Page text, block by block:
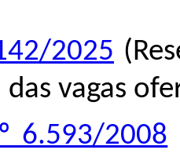
2025
vagas
6.593/2008